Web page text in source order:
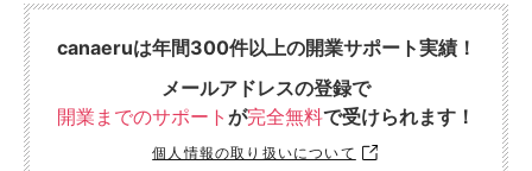
canaeruは年間300件以上の開業サポート実績！
メールアドレスの登録で
開業までのサポート が完全無料で受けられます！
個人情報の取り扱いについて